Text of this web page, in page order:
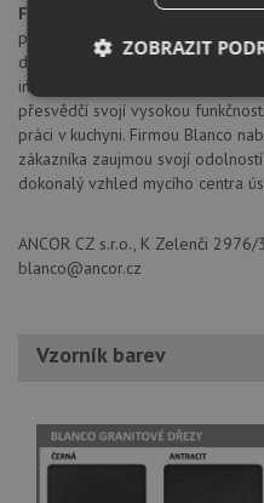
Firma Blanco
patří k předním
prvotřídní kvality. Vzájemně
dřezů, přes perfektně
inteligentně řešené košové
přesvědčí svojí vysokou
práci v kuchyni. Firmou Blanco
zákazníka zaujmou svojí
dokonalý vzhled mycího centra
ANCOR CZ s.r.o., K Zelenči
blanco@ancor.cz
Vzorník barev
ZOBRAZIT
Nezbytně
nutné
soubory
Funkční soubory
Nezbytně nutné
Soubory cílení